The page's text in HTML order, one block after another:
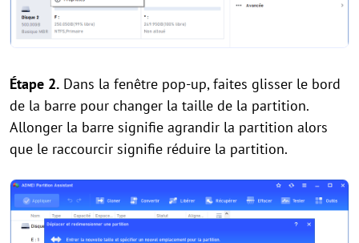
Étape 2. Dans la fenêtre pop-up, faites glisser le bord
de la barre pour changer la taille de la partition.
Allonger la barre signifie agrandir la partition alors
que le raccourcir signifie réduire la partition.